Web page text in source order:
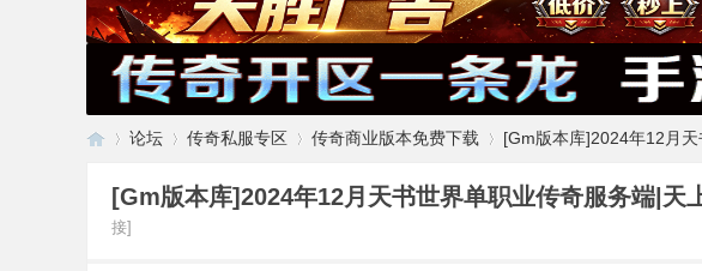
»
论坛 传奇私服专区 传奇商业版本免费下载 [Gm版本库]2024年12月天
[Gm版本库]2024年12月天书世界单职业传奇服务端|天
接]